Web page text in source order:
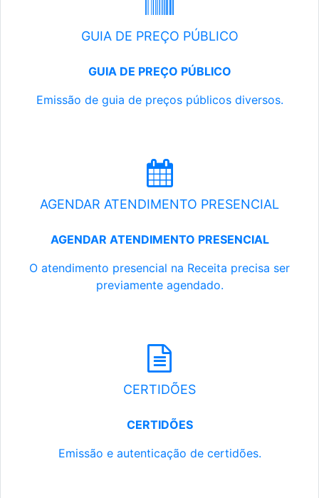
GUIA DE PREÇO PÚBLICO
GUIA DE PREÇO PÚBLICO
Emissão de guia de preços públicos diversos.
AGENDAR ATENDIMENTO PRESENCIAL
AGENDAR ATENDIMENTO PRESENCIAL
O atendimento presencial na Receita precisa ser
previamente agendado.
CERTIDÕES
CERTIDÕES
Emissão e autenticação de certidões.